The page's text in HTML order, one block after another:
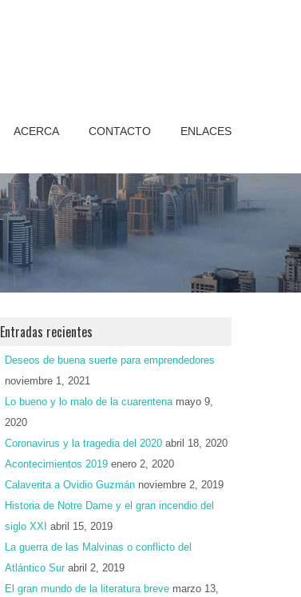
ACERCA CONTACTO ENLACES
Entradas recientes
Deseos de buena suerte para emprendedores
noviembre 1, 2021
Lo bueno y lo malo de la cuarentena mayo 9,
2020
Coronavirus y la tragedia del 2020 abril 18, 2020
Acontecimientos 2019 enero 2, 2020
Calaverita a Ovidio Guzmán noviembre 2, 2019
Historia de Notre Dame y el gran incendio del
siglo XXI abril 15, 2019
La guerra de las Malvinas o conflicto del
Atlántico Sur abril 2, 2019
El gran mundo de la literatura breve marzo 13,